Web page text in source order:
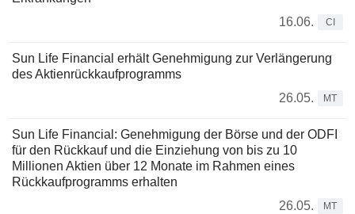
16.06.
CI
Sun Life Financial erhält Genehmigung zur Verlängerung
des Aktienrückkaufprogramms
26.05.
MT
Sun Life Financial: Genehmigung der Börse und der ODFI
für den Rückkauf und die Einziehung von bis zu 10
Millionen Aktien über 12 Monate im Rahmen eines
Rückkaufprogramms erhalten
26.05.
MT